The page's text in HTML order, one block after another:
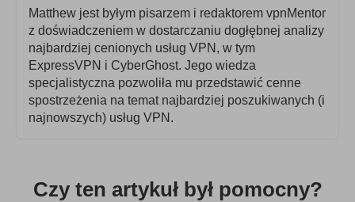
Matthew jest byłym pisarzem i redaktorem vpnMentor
z doświadczeniem w dostarczaniu dogłębnej analizy
najbardziej cenionych usług VPN, w tym
ExpressVPN i CyberGhost. Jego wiedza
specjalistyczna pozwoliła mu przedstawić cenne
spostrzeżenia na temat najbardziej poszukiwanych (i
najnowszych) usług VPN.
Czy ten artykuł był pomocny?